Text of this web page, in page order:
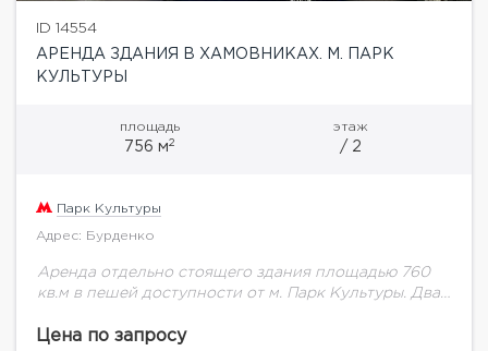
ID 14554
АРЕНДА ЗДАНИЯ В ХАМОВНИКАХ. М. ПАРК
КУЛЬТУРЫ
площадь
756 м2
этаж
/ 2
Парк Культуры
Адрес: Бурденко
Аренда отдельно стоящего здания площадью 760
кв.м в пешей доступности от м. Парк Культуры. Два
окон по периметру обеспечивают отличную
Цена по запросу